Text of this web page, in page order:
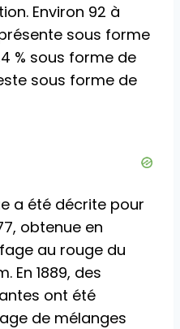
Environ 92 à
sous forme
% sous forme de
sous forme de
a été décrite pour
obtenue en
au rouge du
En 1889, des
ont été
de mélanges